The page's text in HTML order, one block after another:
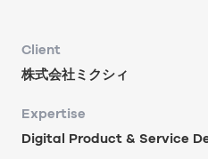
Client
株式会社ミクシィ
Expertise
Digital Product & Service